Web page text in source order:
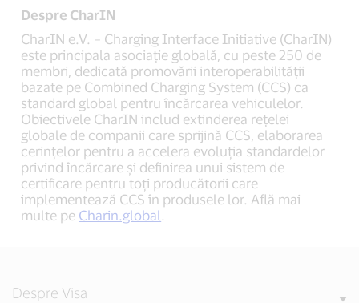
Despre CharIN
CharIN e.V. – Charging Interface Initiative (CharIN)
este principala asociație globală, cu peste 250 de
membri, dedicată promovării interoperabilității
bazate pe Combined Charging System (CCS) ca
standard global pentru încărcarea vehiculelor.
Obiectivele CharIN includ extinderea rețelei
globale de companii care sprijină CCS, elaborarea
cerințelor pentru a accelera evoluția standardelor
privind încărcare și definirea unui sistem de
certificare pentru toți producătorii care
implementează CCS în produsele lor. Află mai
multe pe Charin.global .
Despre Visa